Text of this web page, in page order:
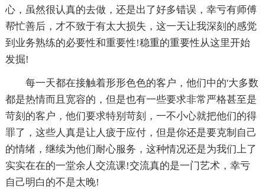
心，虽然很认真的去做，还是出了好多错误，幸亏有师傅
帮忙善后，才不致于有太大损失，这一天让我深刻的感觉
到业务熟练的必要性和重要性!稳重的重要性从这里开始
发掘!
每一天都在接触着形形色色的客户，他们中的'大多数
都是热情而且宽容的，但是也有一些要求非常严格甚至是
苛刻的客户，他们要求特别苛刻，一不小心就把他们的得
罪了，这些人真是让人疲于应付，但是你还是要克制自己
的情绪，继续为他们耐心服务，这种情况还是为我们上了
实实在在的一堂余人交流课!交流真的是一门艺术，幸亏
自己明白的不是太晚!